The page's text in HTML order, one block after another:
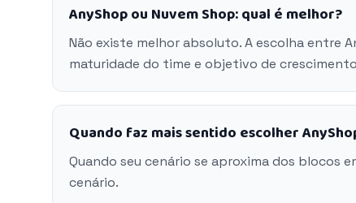
AnyShop ou Nuvem Shop: qual é melhor?
Não existe melhor absoluto. A escolha entre
maturidade do time e objetivo de
Quando faz mais sentido escolher
Quando seu cenário se aproxima dos blocos
cenário.